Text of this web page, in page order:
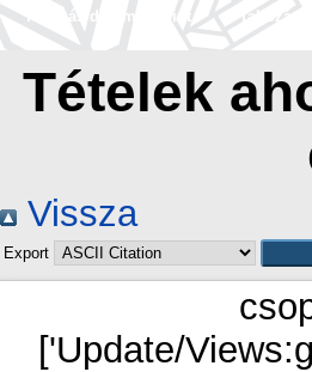
Tallózás dátum szerint
Tallózás
Tételek
Vissza
Export
['Update/